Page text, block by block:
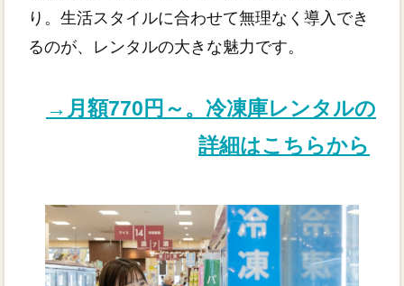
り。生活スタイルに合わせて無理なく導入でき
るのが、レンタルの大きな魅力です。
→月額770円～。冷凍庫レンタルの
詳細はこちらから